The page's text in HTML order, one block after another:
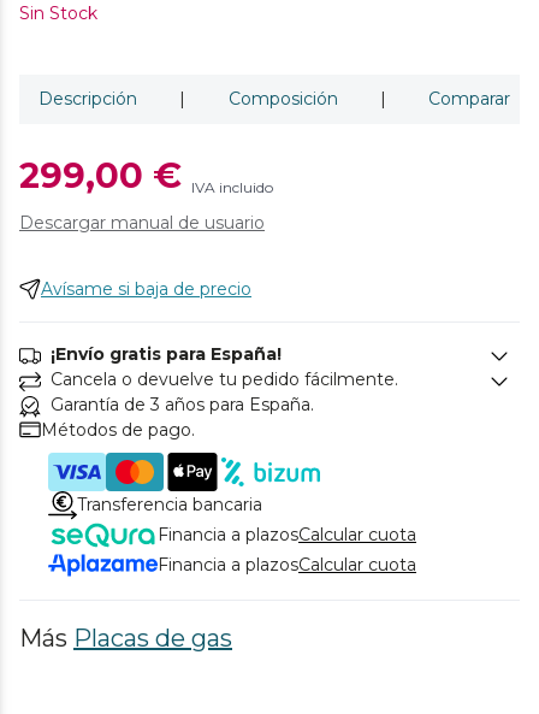
Sin Stock
Descripción | Composición | Comparar
299,00 € IVA incluido
Descargar manual de usuario
Avísame si baja de precio
¡Envío gratis para España!
Cancela o devuelve tu pedido fácilmente.
Garantía de 3 años para España.
Métodos de pago.
Transferencia bancaria
Financia a plazosCalcular cuota
Financia a plazosCalcular cuota
Más Placas de gas